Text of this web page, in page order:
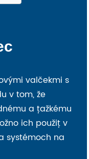
valčekmi s
v tom, že
a ťažkému
ich použiť v
systémoch na